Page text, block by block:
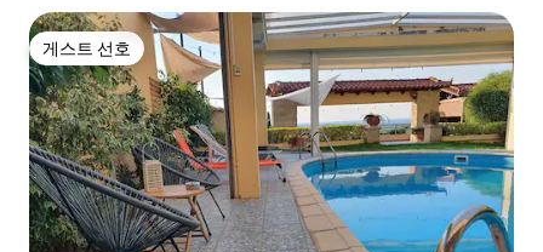
게스트 선호
게스트 선호